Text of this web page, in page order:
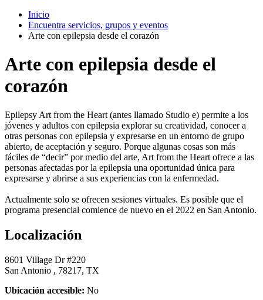
Inicio
Encuentra servicios, grupos y eventos
Arte con epilepsia desde el corazón
Arte con epilepsia desde el
corazón
Epilepsy Art from the Heart (antes llamado Studio e) permite a los
jóvenes y adultos con epilepsia explorar su creatividad, conocer a
otras personas con epilepsia y expresarse en un entorno de grupo
abierto, de aceptación y seguro. Porque algunas cosas son más
fáciles de “decir” por medio del arte, Art from the Heart ofrece a las
personas afectadas por la epilepsia una oportunidad única para
expresarse y abrirse a sus experiencias con la enfermedad.
Actualmente solo se ofrecen sesiones virtuales. Es posible que el
programa presencial comience de nuevo en el 2022 en San Antonio.
Localización
8601 Village Dr #220
San Antonio , 78217, TX
Ubicación accesible: No